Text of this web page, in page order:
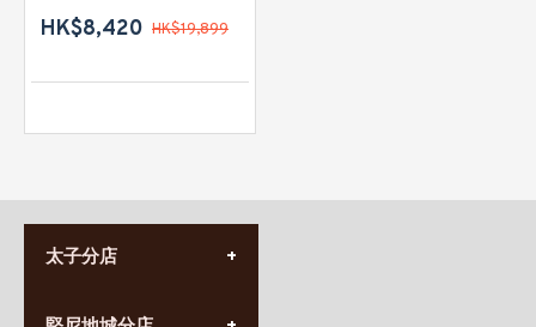
HK$8,420 HK$19,899
太子分店